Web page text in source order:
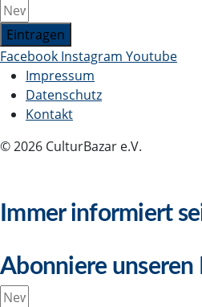
Eintragen
Facebook Instagram Youtube
Impressum
Datenschutz
Kontakt
© 2026 CulturBazar e.V.
Immer informiert
Abonniere